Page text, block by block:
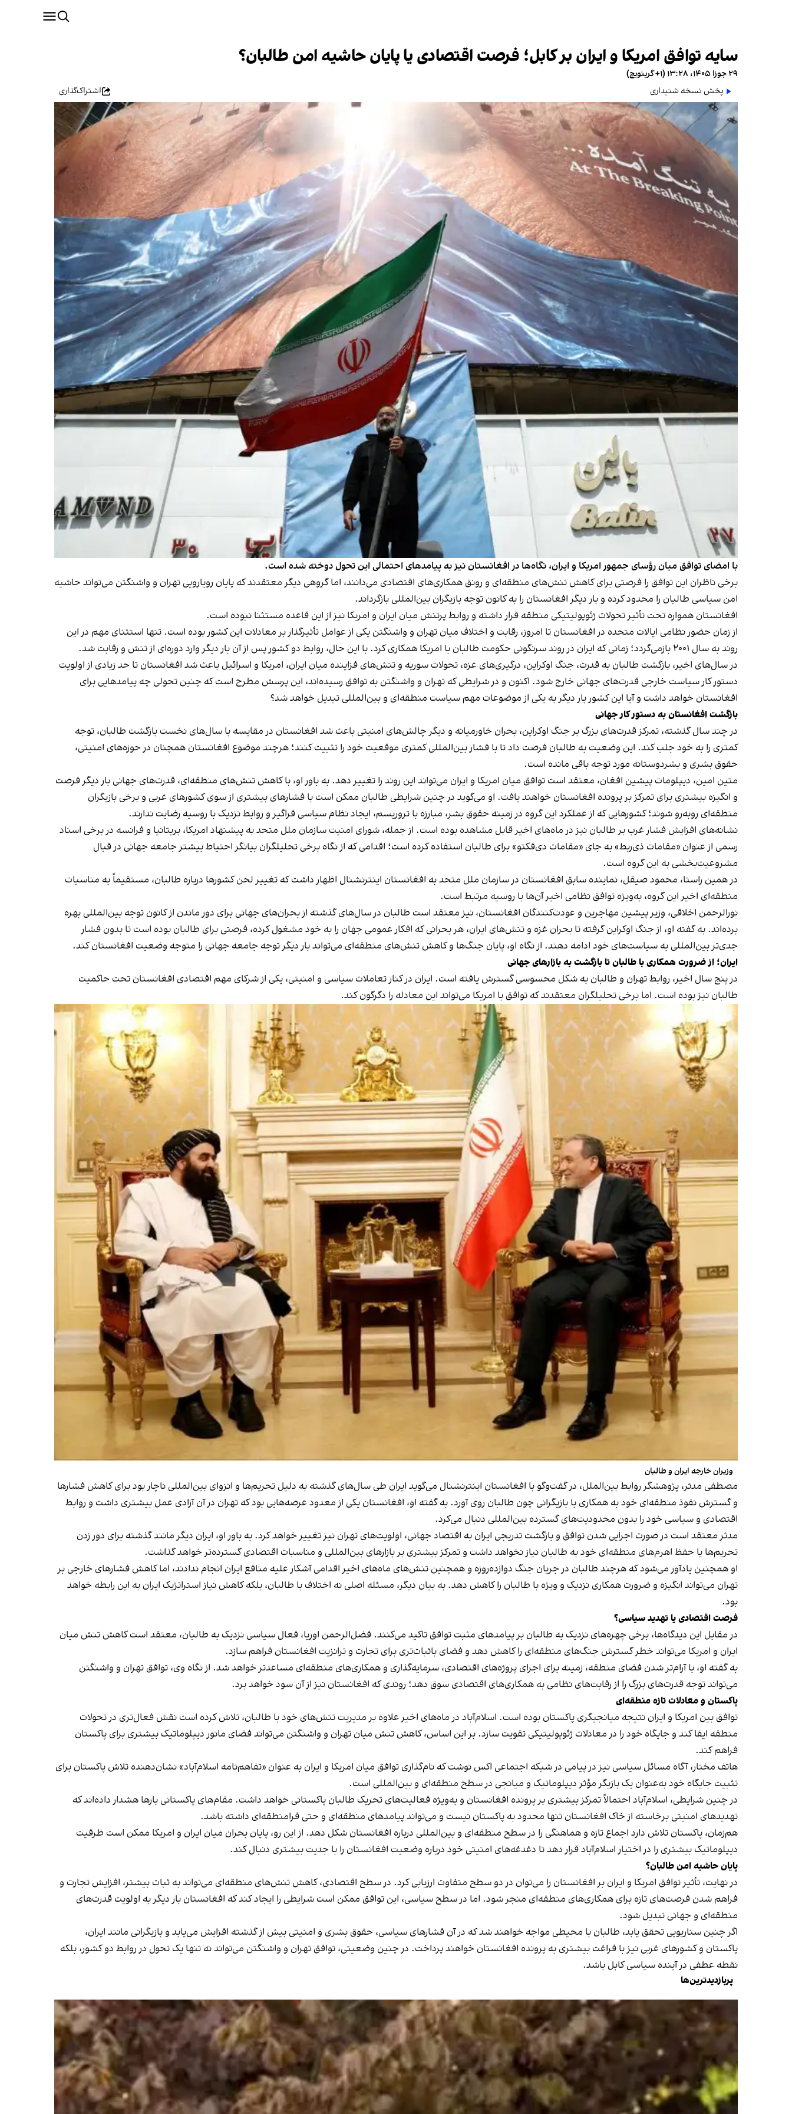
سایه توافق امریکا و ایران بر کابل؛ فرصت اقتصادی یا پایان حاشیه امن طالبان؟
۲۹ جوزا ۱۴۰۵، ۱۳:۲۸ (‎+۱ گرینویچ)
پخش نسخه شنیداری
اشتراک‌گذاری
با امضای توافق میان رؤسای جمهور امریکا و ایران، نگاه‌ها در افغانستان نیز به پیامدهای احتمالی این تحول دوخته شده است.
برخی ناظران این توافق را فرصتی برای کاهش تنش‌های منطقه‌ای و رونق همکاری‌های اقتصادی می‌دانند، اما گروهی دیگر معتقدند که پایان رویارویی تهران و واشنگتن می‌تواند حاشیه
امن سیاسی طالبان را محدود کرده و بار دیگر افغانستان را به کانون توجه بازیگران بین‌المللی بازگرداند.
افغانستان همواره تحت تأثیر تحولات ژئوپولیتیکی منطقه قرار داشته و روابط پرتنش میان ایران و امریکا نیز از این قاعده مستثنا نبوده است.
از زمان حضور نظامی ایالات متحده در افغانستان تا امروز، رقابت و اختلاف میان تهران و واشنگتن یکی از عوامل تأثیرگذار بر معادلات این کشور بوده است. تنها استثنای مهم در این
روند به سال ۲۰۰۱ بازمی‌گردد؛ زمانی که ایران در روند سرنگونی حکومت طالبان با امریکا همکاری کرد. با این حال، روابط دو کشور پس از آن بار دیگر وارد دوره‌ای از تنش و رقابت شد.
در سال‌های اخیر، بازگشت طالبان به قدرت، جنگ اوکراین، درگیری‌های غزه، تحولات سوریه و تنش‌های فزاینده میان ایران، امریکا و اسرائیل باعث شد افغانستان تا حد زیادی از اولویت
دستور کار سیاست خارجی قدرت‌های جهانی خارج شود. اکنون و در شرایطی که تهران و واشنگتن به توافق رسیده‌اند، این پرسش مطرح است که چنین تحولی چه پیامدهایی برای
افغانستان خواهد داشت و آیا این کشور بار دیگر به یکی از موضوعات مهم سیاست منطقه‌ای و بین‌المللی تبدیل خواهد شد؟
بازگشت افغانستان به دستور کار جهانی
در چند سال گذشته، تمرکز قدرت‌های بزرگ بر جنگ اوکراین، بحران خاورمیانه و دیگر چالش‌های امنیتی باعث شد افغانستان در مقایسه با سال‌های نخست بازگشت طالبان، توجه
کمتری را به خود جلب کند. این وضعیت به طالبان فرصت داد تا با فشار بین‌المللی کمتری موقعیت خود را تثبیت کنند؛ هرچند موضوع افغانستان همچنان در حوزه‌های امنیتی،
حقوق بشری و بشردوستانه مورد توجه باقی مانده است.
متین امین، دیپلومات پیشین افغان، معتقد است توافق میان امریکا و ایران می‌تواند این روند را تغییر دهد. به باور او، با کاهش تنش‌های منطقه‌ای، قدرت‌های جهانی بار دیگر فرصت
و انگیزه بیشتری برای تمرکز بر پرونده افغانستان خواهند یافت. او می‌گوید در چنین شرایطی طالبان ممکن است با فشارهای بیشتری از سوی کشورهای غربی و برخی بازیگران
منطقه‌ای روبه‌رو شوند؛ کشورهایی که از عملکرد این گروه در زمینه حقوق بشر، مبارزه با تروریسم، ایجاد نظام سیاسی فراگیر و روابط نزدیک با روسیه رضایت ندارند.
نشانه‌های افزایش فشار غرب بر طالبان نیز در ماه‌های اخیر قابل مشاهده بوده است. از جمله، شورای امنیت سازمان ملل متحد به پیشنهاد امریکا، بریتانیا و فرانسه در برخی اسناد
رسمی از عنوان «مقامات ذی‌ربط» به جای «مقامات دی‌فکتو» برای طالبان استفاده کرده است؛ اقدامی که از نگاه برخی تحلیلگران بیانگر احتیاط بیشتر جامعه جهانی در قبال
مشروعیت‌بخشی به این گروه است.
در همین راستا، محمود صیقل، نماینده سابق افغانستان در سازمان ملل متحد به افغانستان اینترنشنال اظهار داشت که تغییر لحن کشورها درباره طالبان، مستقیماً به مناسبات
منطقه‌ای اخیر این گروه، به‌ویژه توافق نظامی اخیر آن‌ها با روسیه مرتبط است.
نورالرحمن اخلاقی، وزیر پیشین مهاجرین و عودت‌کنندگان افغانستان، نیز معتقد است طالبان در سال‌های گذشته از بحران‌های جهانی برای دور ماندن از کانون توجه بین‌المللی بهره
برده‌اند. به گفته او، از جنگ اوکراین گرفته تا بحران غزه و تنش‌های ایران، هر بحرانی که افکار عمومی جهان را به خود مشغول کرده، فرصتی برای طالبان بوده است تا بدون فشار
جدی‌تر بین‌المللی به سیاست‌های خود ادامه دهند. از نگاه او، پایان جنگ‌ها و کاهش تنش‌های منطقه‌ای می‌تواند بار دیگر توجه جامعه جهانی را متوجه وضعیت افغانستان کند.
ایران؛ از ضرورت همکاری با طالبان تا بازگشت به بازارهای جهانی
در پنج سال اخیر، روابط تهران و طالبان به شکل محسوسی گسترش یافته است. ایران در کنار تعاملات سیاسی و امنیتی، یکی از شرکای مهم اقتصادی افغانستان تحت حاکمیت
طالبان نیز بوده است. اما برخی تحلیلگران معتقدند که توافق با امریکا می‌تواند این معادله را دگرگون کند.
وزیران خارجه ایران و طالبان
مصطفی مدثر، پژوهشگر روابط بین‌الملل، در گفت‌وگو با افغانستان اینترنشنال می‌گوید ایران طی سال‌های گذشته به دلیل تحریم‌ها و انزوای بین‌المللی ناچار بود برای کاهش فشارها
و گسترش نفوذ منطقه‌ای خود به همکاری با بازیگرانی چون طالبان روی آورد. به گفته او، افغانستان یکی از معدود عرصه‌هایی بود که تهران در آن آزادی عمل بیشتری داشت و روابط
اقتصادی و سیاسی خود را بدون محدودیت‌های گسترده بین‌المللی دنبال می‌کرد.
مدثر معتقد است در صورت اجرایی شدن توافق و بازگشت تدریجی ایران به اقتصاد جهانی، اولویت‌های تهران نیز تغییر خواهد کرد. به باور او، ایران دیگر مانند گذشته برای دور زدن
تحریم‌ها یا حفظ اهرم‌های منطقه‌ای خود به طالبان نیاز نخواهد داشت و تمرکز بیشتری بر بازارهای بین‌المللی و مناسبات اقتصادی گسترده‌تر خواهد گذاشت.
او همچنین یادآور می‌شود که هرچند طالبان در جریان جنگ دوازده‌روزه و همچنین تنش‌های ماه‌های اخیر اقدامی آشکار علیه منافع ایران انجام ندادند، اما کاهش فشارهای خارجی بر
تهران می‌تواند انگیزه و ضرورت همکاری نزدیک و ویژه با طالبان را کاهش دهد. به بیان دیگر، مسئله اصلی نه اختلاف با طالبان، بلکه کاهش نیاز استراتژیک ایران به این رابطه خواهد
بود.
فرصت اقتصادی یا تهدید سیاسی؟
در مقابل این دیدگاه‌ها، برخی چهره‌های نزدیک به طالبان بر پیامدهای مثبت توافق تاکید می‌کنند. فضل‌الرحمن اوریا، فعال سیاسی نزدیک به طالبان، معتقد است کاهش تنش میان
ایران و امریکا می‌تواند خطر گسترش جنگ‌های منطقه‌ای را کاهش دهد و فضای باثبات‌تری برای تجارت و ترانزیت افغانستان فراهم سازد.
به گفته او، با آرام‌تر شدن فضای منطقه، زمینه برای اجرای پروژه‌های اقتصادی، سرمایه‌گذاری و همکاری‌های منطقه‌ای مساعدتر خواهد شد. از نگاه وی، توافق تهران و واشنگتن
می‌تواند توجه قدرت‌های بزرگ را از رقابت‌های نظامی به همکاری‌های اقتصادی سوق دهد؛ روندی که افغانستان نیز از آن سود خواهد برد.
پاکستان و معادلات تازه منطقه‌ای
توافق بین امریکا و ایران نتیجه میانجیگری پاکستان بوده است. اسلام‌آباد در ماه‌های اخیر علاوه بر مدیریت تنش‌های خود با طالبان، تلاش کرده است نقش فعال‌تری در تحولات
منطقه ایفا کند و جایگاه خود را در معادلات ژئوپولیتیکی تقویت سازد. بر این اساس، کاهش تنش میان تهران و واشنگتن می‌تواند فضای مانور دیپلوماتیک بیشتری برای پاکستان
فراهم کند.
هاتف مختار، آگاه مسائل سیاسی نیز در پیامی در شبکه اجتماعی اکس نوشت که نام‌گذاری توافق میان امریکا و ایران به عنوان «تفاهم‌نامه اسلام‌آباد» نشان‌دهنده تلاش پاکستان برای
تثبیت جایگاه خود به‌عنوان یک بازیگر مؤثر دیپلوماتیک و میانجی در سطح منطقه‌ای و بین‌المللی است.
در چنین شرایطی، اسلام‌آباد احتمالاً تمرکز بیشتری بر پرونده افغانستان و به‌ویژه فعالیت‌های تحریک طالبان پاکستانی خواهد داشت. مقام‌های پاکستانی بارها هشدار داده‌اند که
تهدیدهای امنیتی برخاسته از خاک افغانستان تنها محدود به پاکستان نیست و می‌تواند پیامدهای منطقه‌ای و حتی فرامنطقه‌ای داشته باشد.
هم‌زمان، پاکستان تلاش دارد اجماع تازه و هماهنگی را در سطح منطقه‌ای و بین‌المللی درباره افغانستان شکل دهد. از این رو، پایان بحران میان ایران و امریکا ممکن است ظرفیت
دیپلوماتیک بیشتری را در اختیار اسلام‌آباد قرار دهد تا دغدغه‌های امنیتی خود درباره وضعیت افغانستان را با جدیت بیشتری دنبال کند.
پایان حاشیه امن طالبان؟
در نهایت، تأثیر توافق امریکا و ایران بر افغانستان را می‌توان در دو سطح متفاوت ارزیابی کرد. در سطح اقتصادی، کاهش تنش‌های منطقه‌ای می‌تواند به ثبات بیشتر، افزایش تجارت و
فراهم شدن فرصت‌های تازه برای همکاری‌های منطقه‌ای منجر شود. اما در سطح سیاسی، این توافق ممکن است شرایطی را ایجاد کند که افغانستان بار دیگر به اولویت قدرت‌های
منطقه‌ای و جهانی تبدیل شود.
اگر چنین سناریویی تحقق یابد، طالبان با محیطی مواجه خواهند شد که در آن فشارهای سیاسی، حقوق بشری و امنیتی بیش از گذشته افزایش می‌یابد و بازیگرانی مانند ایران،
پاکستان و کشورهای غربی نیز با فراغت بیشتری به پرونده افغانستان خواهند پرداخت. در چنین وضعیتی، توافق تهران و واشنگتن می‌تواند نه تنها یک تحول در روابط دو کشور، بلکه
نقطه عطفی در آینده سیاسی کابل باشد.
پربازدیدترین‌ها